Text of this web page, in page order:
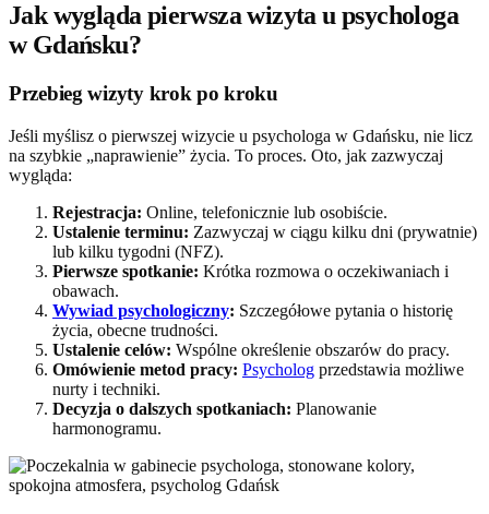
Jak wygląda pierwsza wizyta u psychologa
w Gdańsku?
Przebieg wizyty krok po kroku
Jeśli myślisz o pierwszej wizycie u psychologa w Gdańsku, nie licz
na szybkie „naprawienie” życia. To proces. Oto, jak zazwyczaj
wygląda:
Rejestracja: Online, telefonicznie lub osobiście.
Ustalenie terminu: Zazwyczaj w ciągu kilku dni (prywatnie)
lub kilku tygodni (NFZ).
Pierwsze spotkanie: Krótka rozmowa o oczekiwaniach i
obawach.
Wywiad psychologiczny: Szczegółowe pytania o historię
życia, obecne trudności.
Ustalenie celów: Wspólne określenie obszarów do pracy.
Omówienie metod pracy: Psycholog przedstawia możliwe
nurty i techniki.
Decyzja o dalszych spotkaniach: Planowanie
harmonogramu.